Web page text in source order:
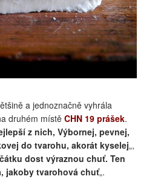
a jednoznačně vyhrála
druhém místě CHN 19 prášek.
z nich, Výbornej, pevnej,
do tvarohu, akorát kyselej„,
dost výraznou chuť. Ten
jakoby tvarohová chuť„.